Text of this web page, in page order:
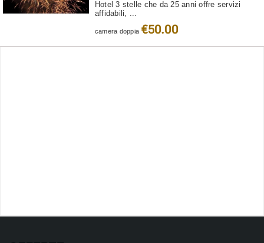
Hotel 3 stelle che da 25 anni offre servizi
affidabili, ...
camera doppia €50.00